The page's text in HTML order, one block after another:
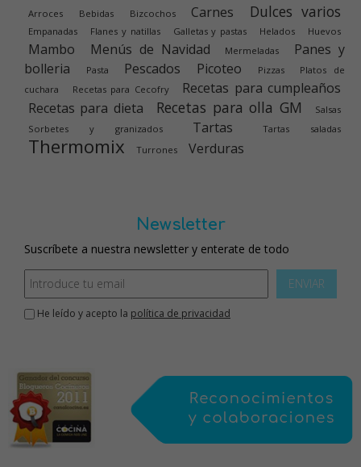
Arroces Bebidas Bizcochos Carnes Dulces varios
Empanadas Flanes y natillas Galletas y pastas Helados Huevos
Mambo Menús de Navidad Mermeladas
Panes y
bolleria
Pasta Pescados Picoteo Pizzas
Platos de
cuchara
Recetas para Cecofry
Recetas para cumpleaños
Recetas para dieta
Recetas para olla GM
Salsas
Sorbetes y granizados
Tartas Tartas saladas
Thermomix Turrones Verduras
Newsletter
Suscríbete a nuestra newsletter y enterate de todo
ENVIAR
He leído y acepto la política de privacidad